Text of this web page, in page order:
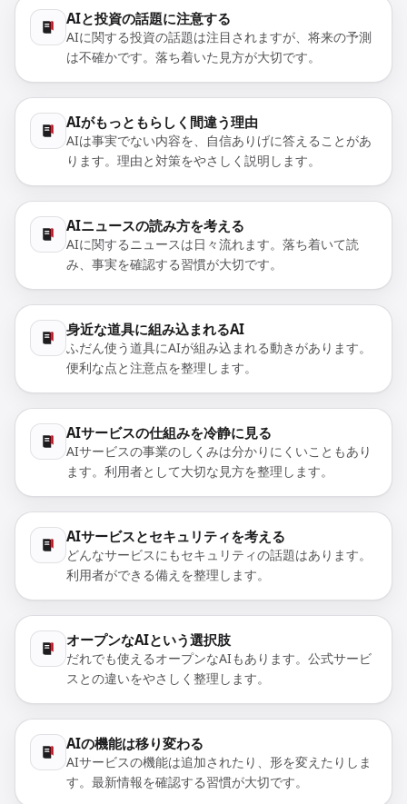
AIと投資の話題に注意する
AIに関する投資の話題は注目されますが、将来の予測
は不確かです。落ち着いた見方が大切です。
AIがもっともらしく間違う理由
AIは事実でない内容を、自信ありげに答えることがあ
ります。理由と対策をやさしく説明します。
AIニュースの読み方を考える
AIに関するニュースは日々流れます。落ち着いて読
み、事実を確認する習慣が大切です。
身近な道具に組み込まれるAI
ふだん使う道具にAIが組み込まれる動きがあります。
便利な点と注意点を整理します。
AIサービスの仕組みを冷静に見る
AIサービスの事業のしくみは分かりにくいこともあり
ます。利用者として大切な見方を整理します。
AIサービスとセキュリティを考える
どんなサービスにもセキュリティの話題はあります。
利用者ができる備えを整理します。
オープンなAIという選択肢
だれでも使えるオープンなAIもあります。公式サービ
スとの違いをやさしく整理します。
AIの機能は移り変わる
AIサービスの機能は追加されたり、形を変えたりしま
す。最新情報を確認する習慣が大切です。